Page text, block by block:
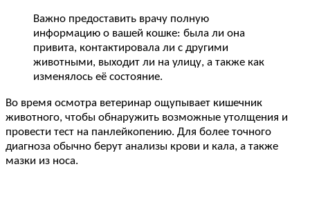
Важно предоставить врачу полную
информацию о вашей кошке: была ли она
привита, контактировала ли с другими
животными, выходит ли на улицу, а также как
изменялось её состояние.
Во время осмотра ветеринар ощупывает кишечник
животного, чтобы обнаружить возможные утолщения и
провести тест на панлейкопению. Для более точного
диагноза обычно берут анализы крови и кала, а также
мазки из носа.